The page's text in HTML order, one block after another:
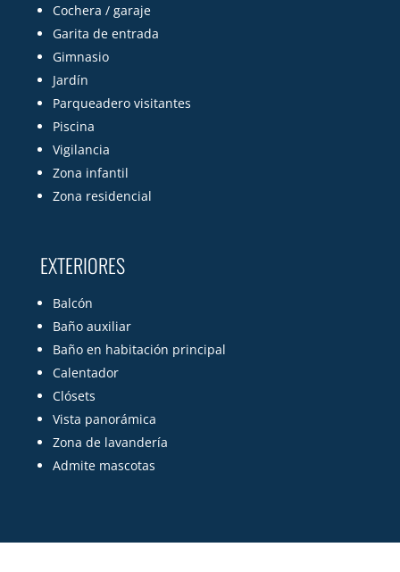
Cochera / garaje
Garita de entrada
Gimnasio
Jardín
Parqueadero visitantes
Piscina
Vigilancia
Zona infantil
Zona residencial
EXTERIORES
Balcón
Baño auxiliar
Baño en habitación principal
Calentador
Clósets
Vista panorámica
Zona de lavandería
Admite mascotas